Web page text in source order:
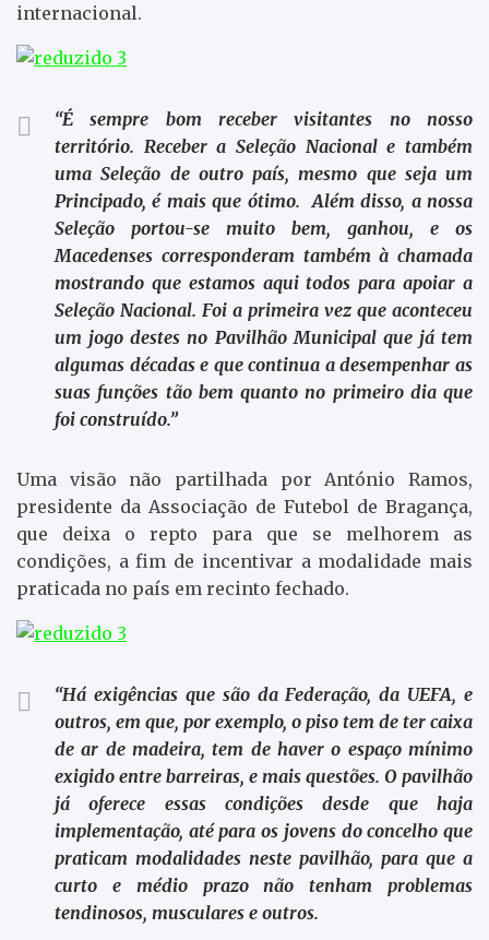
internacional.
“É sempre bom receber visitantes no nosso
território. Receber a Seleção Nacional e também
uma Seleção de outro país, mesmo que seja um
Principado, é mais que ótimo. Além disso, a nossa
Seleção portou-se muito bem, ganhou, e os
Macedenses corresponderam também à chamada
mostrando que estamos aqui todos para apoiar a
Seleção Nacional. Foi a primeira vez que aconteceu
um jogo destes no Pavilhão Municipal que já tem
algumas décadas e que continua a desempenhar as
suas funções tão bem quanto no primeiro dia que
foi construído.”
Uma visão não partilhada por António Ramos,
presidente da Associação de Futebol de Bragança,
que deixa o repto para que se melhorem as
condições, a fim de incentivar a modalidade mais
praticada no país em recinto fechado.
“Há exigências que são da Federação, da UEFA, e
outros, em que, por exemplo, o piso tem de ter caixa
de ar de madeira, tem de haver o espaço mínimo
exigido entre barreiras, e mais questões. O pavilhão
já oferece essas condições desde que haja
implementação, até para os jovens do concelho que
praticam modalidades neste pavilhão, para que a
curto e médio prazo não tenham problemas
tendinosos, musculares e outros.